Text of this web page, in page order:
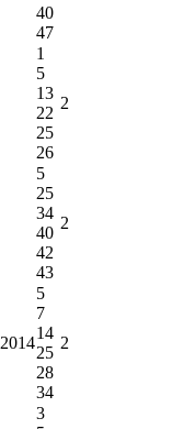
40
47
1
5
13
22
25
26
2
5
25
34
40
42
43
2
5
7
14
25
28
34
2
3